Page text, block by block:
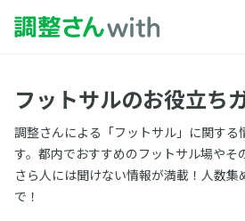
フットサルのお役立ち
調整さんによる「フットサル」に関する
す。都内でおすすめのフットサル場やそ
さら人には聞けない情報が満載！人数集
で！